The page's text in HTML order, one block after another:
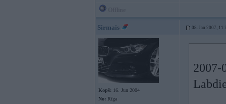
Sirmais 08. Jan 2007,
Kopš: 16. Jun 2004
No: Rīga
2007-